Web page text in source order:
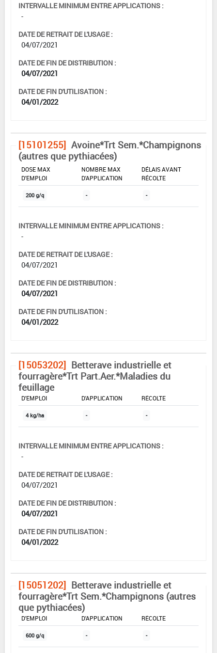
INTERVALLE MINIMUM ENTRE APPLICATIONS :
-
DATE DE RETRAIT DE L'USAGE :
04/07/2021
DATE DE FIN DE DISTRIBUTION :
04/07/2021
DATE DE FIN D'UTILISATION :
04/01/2022
[15101255] Avoine*Trt Sem.*Champignons
(autres que pythiacées)
DOSE MAX
D'EMPLOI
NOMBRE MAX
D'APPLICATION
DÉLAIS AVANT
RÉCOLTE
200 g/q - -
INTERVALLE MINIMUM ENTRE APPLICATIONS :
-
DATE DE RETRAIT DE L'USAGE :
04/07/2021
DATE DE FIN DE DISTRIBUTION :
04/07/2021
DATE DE FIN D'UTILISATION :
04/01/2022
[15053202] Betterave industrielle et
fourragère*Trt Part.Aer.*Maladies du
feuillage
DOSE MAX
D'EMPLOI
D'APPLICATION
RÉCOLTE
4 kg/ha - -
INTERVALLE MINIMUM ENTRE APPLICATIONS :
-
DATE DE RETRAIT DE L'USAGE :
04/07/2021
DATE DE FIN DE DISTRIBUTION :
04/07/2021
DATE DE FIN D'UTILISATION :
04/01/2022
[15051202] Betterave industrielle et
fourragère*Trt Sem.*Champignons (autres
que pythiacées)
DOSE MAX
D'EMPLOI
NOMBRE MAX
D'APPLICATION
RÉCOLTE
600 g/q - -